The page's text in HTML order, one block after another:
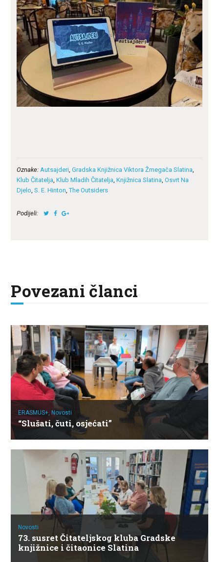
Oznake: Autsajderi,Gradska Knjižnica Viktora Žmegača Slatina,
Klub Čitatelja,Klub Mladih Čitatelja,Knjižnica Slatina,Osvrt Na
Djelo,S. E. Hinton,The Outsiders
Podijeli:
Povezani članci
ERASMUS+,Novosti
“Slušati, čuti, osjećati”
Novosti
73. susret Čitateljskog kluba Gradske
knjižnice i čitaonice Slatina